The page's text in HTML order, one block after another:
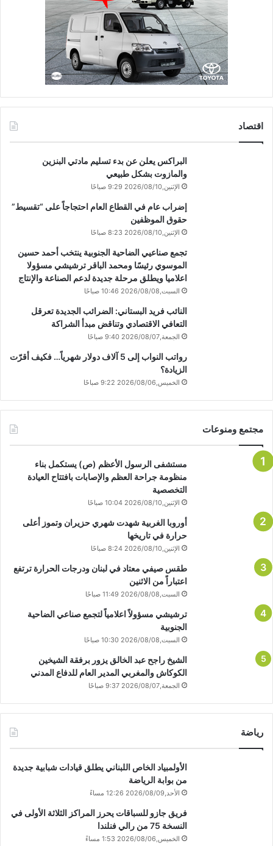
اقتصاد
البراكس يعلن عن بدء تسليم مادتي البنزين
والمازوت بشكل طبيعي
الإثنين,2026/08/10 9:29 صباحًا
إضراب عام في القطاع العام احتجاجاً على “تقسيط”
حقوق الموظفين
الإثنين,2026/08/10 8:23 صباحًا
تجمع صناعيي الضاحية الجنوبية ينتخب أحمد حسين
الموسوي رئيسًا ومحمد الباقر ترشيشي مسؤولا
اعلاميا ويطلق مرحلة جديدة لدعم الصناعة والإنتاج
السبت,2026/08/08 10:46 صباحًا
النائب فريد البستاني: الضرائب الجديدة تعرقل
التعافي الاقتصادي وتناقض مبدأ الشراكة
الجمعة,2026/08/07 9:40 صباحًا
رواتب النواب إلى 5 آلاف دولار شهرياً… فكيف أقرّت
الزيادة؟
الخميس,2026/08/06 9:22 صباحًا
مجتمع ومنوعات
مستشفى الرسول الأعظم (ص) يستكمل بناء
منظومة جراحة العظم والإصابات بافتتاح العيادة
التخصصية
الإثنين,2026/08/10 10:04 صباحًا
أوروبا الغربية شهدت شهري حزيران وتموز أعلى
حرارة في تاريخها
الإثنين,2026/08/10 8:24 صباحًا
طقس صيفي معتاد في لبنان ودرجات الحرارة ترتفع
اعتباراً من الاثنين
السبت,2026/08/08 11:49 صباحًا
ترشيشي مسؤولاً اعلامياً لتجمع صناعي الضاحية
الجنوبية
السبت,2026/08/08 10:30 صباحًا
الشيخ راجح عبد الخالق يزور برفقة الشيخين
الكوكاش والمغربي المدير العام للدفاع المدني
الجمعة,2026/08/07 9:37 صباحًا
رياضة
الأولمبياد الخاص اللبناني يطلق قيادات شبابية جديدة
من بوابة الرياضة
الأحد,2026/08/09 12:26 مساءً
فريق جازو للسباقات يحرز المراكز الثلاثة الأولى في
النسخة 75 من رالي فنلندا
الخميس,2026/08/06 1:53 مساءً